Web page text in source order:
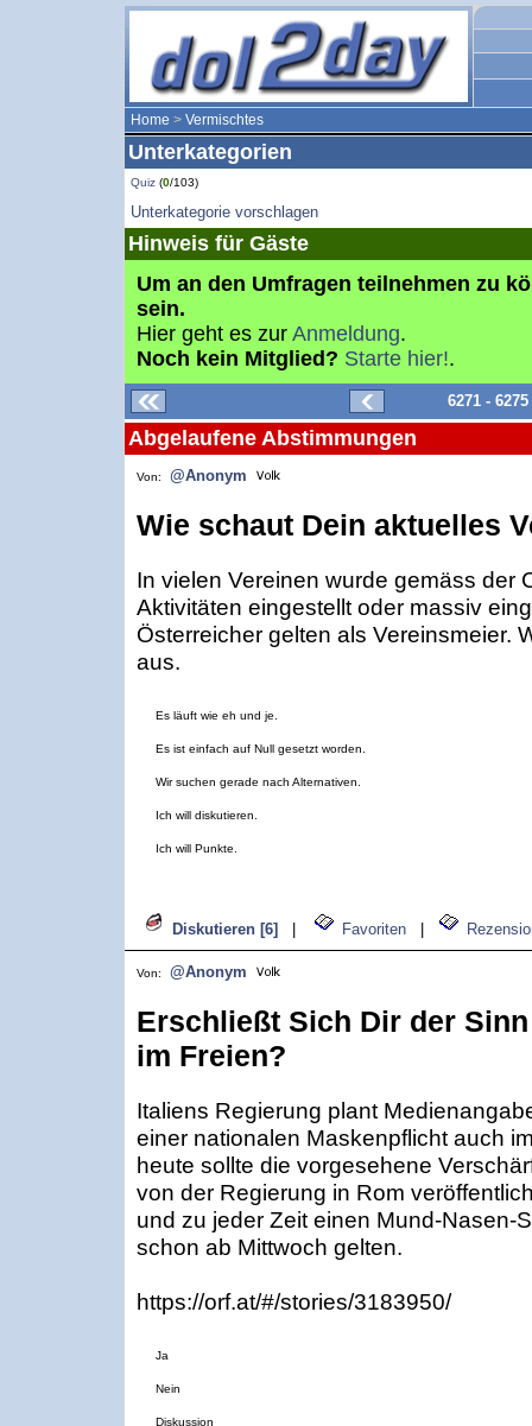
Home > Vermischtes
Unterkategorien
Quiz (0/103)
Unterkategorie vorschlagen
Hinweis für Gäste
Um an den Umfragen teilnehmen zu
sein.
Hier geht es zur Anmeldung.
Noch kein Mitglied? Starte hier!.
6271 -
Abgelaufene Abstimmungen
Von: @Anonym
Wie schaut Dein aktuelles
In vielen Vereinen wurde gemäss der
Aktivitäten eingestellt oder massiv
Österreicher gelten als Vereinsmeier.
aus.
Es läuft wie eh und je.
Es ist einfach auf Null gesetzt worden.
Wir suchen gerade nach Alternativen.
Ich will diskutieren.
Ich will Punkte.
Diskutieren [6] Favoriten
Von: @Anonym
Erschließt Sich Dir der
im Freien?
Italiens Regierung plant
einer nationalen Maskenpflicht auch
heute sollte die vorgesehene
von der Regierung in Rom
und zu jeder Zeit einen Mund-Nasen-
schon ab Mittwoch gelten.
https://orf.at/#/stories/3183950/
Ja
Nein
Diskussion